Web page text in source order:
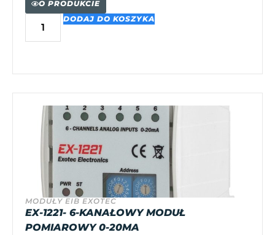
O PRODUKCIE
DODAJ DO KOSZYKA
MODUŁY EIB EXOTEC
EX-1221- 6-KANAŁOWY MODUŁ
POMIAROWY 0-20MA